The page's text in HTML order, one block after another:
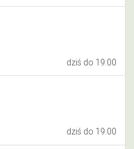
dziś do 19:00
dziś do 19:00